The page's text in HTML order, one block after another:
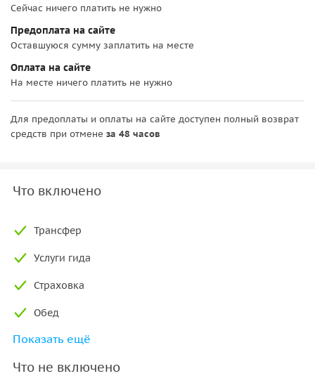
Сейчас ничего платить не нужно
Предоплата на сайте
Оставшуюся сумму заплатить на месте
Оплата на сайте
На месте ничего платить не нужно
Для предоплаты и оплаты на сайте доступен полный возврат
средств при отмене за 48 часов
Что включено
Трансфер
Услуги гида
Страховка
Обед
Программа с участием слонов
Вход на смотровую площадку Самет Нангши
Показать ещё
Что не включено